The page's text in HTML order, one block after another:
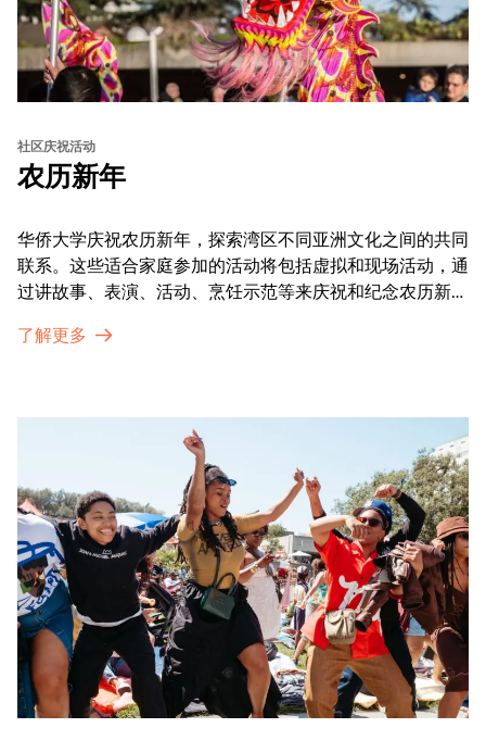
社区庆祝活动
农历新年
华侨大学庆祝农历新年，探索湾区不同亚洲文化之间的共同
联系。这些适合家庭参加的活动将包括虚拟和现场活动，通
过讲故事、表演、活动、烹饪示范等来庆祝和纪念农历新年
通过亲身参与和虚拟的治疗圈来相互支持。
了解更多